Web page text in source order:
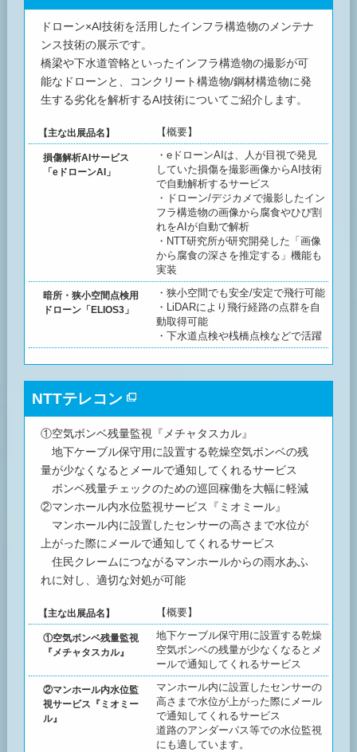
ドローン×AI技術を活用したインフラ構造物のメンテナ
ンス技術の展示です。
橋梁や下水道管輅といったインフラ構造物の撮影が可
能なドローンと、コンクリート構造物/鋼材構造物に発
生する劣化を解析するAI技術についてご紹介します。
【主な出展品名】 【概要】
損傷解析AIサービス
「eドローンAI」
・eドローンAIは、人が目視で発見
していた損傷を撮影画像からAI技術
で自動解析するサービス
・ドローン/デジカメで撮影したイン
フラ構造物の画像から腐食やひび割
れをAIが自動で解析
・NTT研究所が研究開発した「画像
から腐食の深さを推定する」機能も
実装
暗所・狭小空間点検用
ドローン「ELIOS3」
・狭小空間でも安全/安定で飛行可能
・LiDARにより飛行経路の点群を自
動取得可能
・下水道点検や桟橋点検などで活躍
NTTテレコン
①空気ボンベ残量監視『メチャタスカル』
地下ケーブル保守用に設置する乾燥空気ボンベの残
量が少なくなるとメールで通知してくれるサービス
ボンベ残量チェックのための巡回稼働を大幅に軽減
②マンホール内水位監視サービス『ミオミール』
マンホール内に設置したセンサーの高さまで水位が
上がった際にメールで通知してくれるサービス
住民クレームにつながるマンホールからの雨水あふ
れに対し、適切な対処が可能
【主な出展品名】 【概要】
①空気ボンベ残量監視
『メチャタスカル』
地下ケーブル保守用に設置する乾燥
空気ボンベの残量が少なくなるとメ
ールで通知してくれるサービス
②マンホール内水位監
視サービス『ミオミー
ル』
マンホール内に設置したセンサーの
高さまで水位が上がった際にメール
で通知してくれるサービス
道路のアンダーパス等での水位監視
にも適しています。